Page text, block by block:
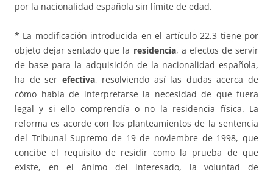
por la nacionalidad española sin límite de edad.
* La modificación introducida en el artículo 22.3 tiene por
objeto dejar sentado que la residencia, a efectos de servir
de base para la adquisición de la nacionalidad española,
ha de ser efectiva, resolviendo así las dudas acerca de
cómo había de interpretarse la necesidad de que fuera
legal y si ello comprendía o no la residencia física. La
reforma es acorde con los planteamientos de la sentencia
del Tribunal Supremo de 19 de noviembre de 1998, que
concibe el requisito de residir como la prueba de que
existe, en el ánimo del interesado, la voluntad de